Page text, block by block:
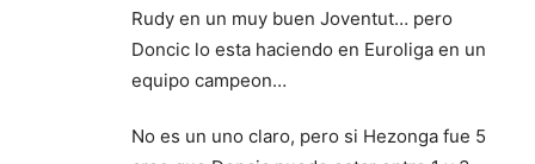
Rudy en un muy buen Joventut… pero
Doncic lo esta haciendo en Euroliga en un
equipo campeon…
No es un uno claro, pero si Hezonga fue 5